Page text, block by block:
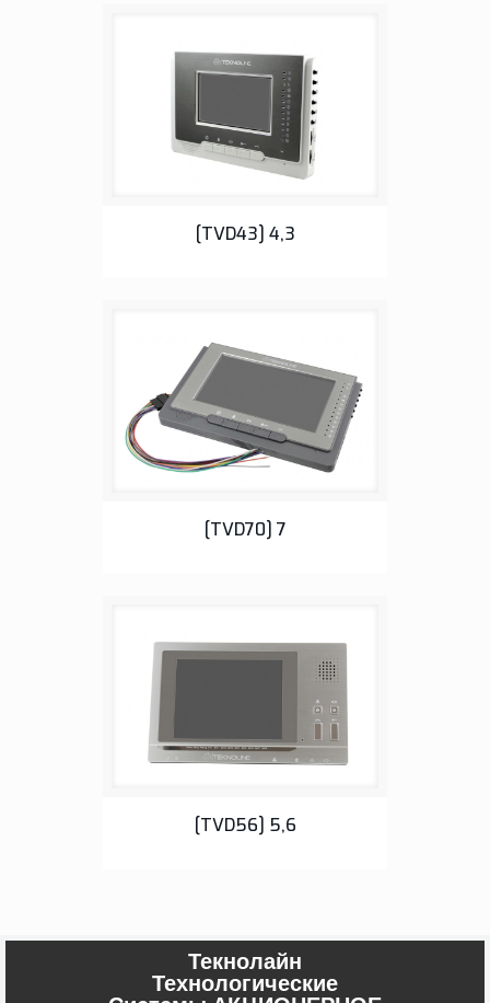
Monitor and Intercom Phones
[TVD43] 4,3
Monitor and Intercom Phones
[TVD70] 7
Monitor and Intercom Phones
[TVD56] 5,6
Текнолайн
Технологические